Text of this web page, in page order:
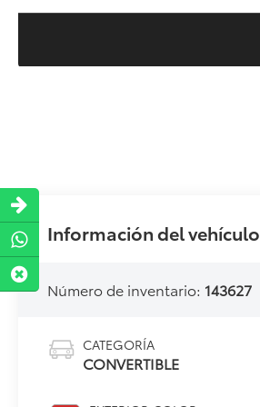
Información del vehículo
Número de inventario: 143627
CATEGORÍA
CONVERTIBLE